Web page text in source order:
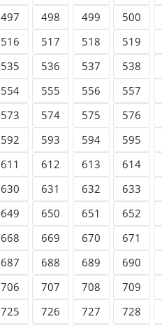
497 498 499 500
516 517 518 519
535 536 537 538
554 555 556 557
573 574 575 576
592 593 594 595
611 612 613 614
630 631 632 633
649 650 651 652
668 669 670 671
687 688 689 690
706 707 708 709
725 726 727 728